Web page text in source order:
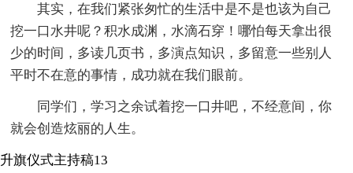
其实，在我们紧张匆忙的生活中是不是也该为自己
挖一口水井呢？积水成渊，水滴石穿！哪怕每天拿出很
少的时间，多读几页书，多演点知识，多留意一些别人
平时不在意的事情，成功就在我们眼前。
同学们，学习之余试着挖一口井吧，不经意间，你
就会创造炫丽的人生。
升旗仪式主持稿13